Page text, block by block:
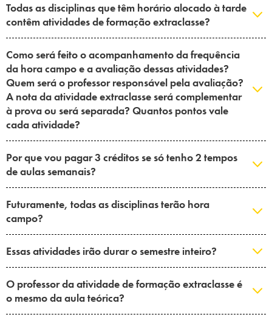
Todas as disciplinas que têm horário alocado à tarde
contêm atividades de formação extraclasse?
Como será feito o acompanhamento da frequência
da hora campo e a avaliação dessas atividades?
Quem será o professor responsável pela avaliação?
A nota da atividade extraclasse será complementar
à prova ou será separada? Quantos pontos vale
cada atividade?
Por que vou pagar 3 créditos se só tenho 2 tempos
de aulas semanais?
Futuramente, todas as disciplinas terão hora
campo?
Essas atividades irão durar o semestre inteiro?
O professor da atividade de formação extraclasse é
o mesmo da aula teórica?